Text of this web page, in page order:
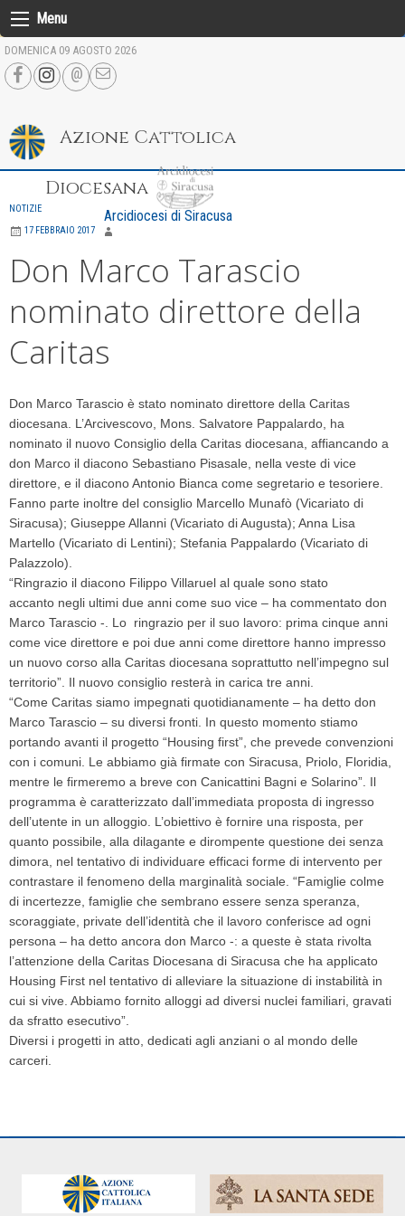
Skip
to
content
Menu
DOMENICA 09 AGOSTO 2026
Azione Cattolica
Diocesana
Arcidiocesi di Siracusa
NOTIZIE
17 FEBBRAIO 2017
Don Marco Tarascio
nominato direttore della
Caritas
Don Marco Tarascio è stato nominato direttore della Caritas
diocesana. L’Arcivescovo, Mons. Salvatore Pappalardo, ha
nominato il nuovo Consiglio della Caritas diocesana, affiancando a
don Marco il diacono Sebastiano Pisasale, nella veste di vice
direttore, e il diacono Antonio Bianca come segretario e tesoriere.
Fanno parte inoltre del consiglio Marcello Munafò (Vicariato di
Siracusa); Giuseppe Allanni (Vicariato di Augusta); Anna Lisa
Martello (Vicariato di Lentini); Stefania Pappalardo (Vicariato di
Palazzolo).
“Ringrazio il diacono Filippo Villaruel al quale sono stato
accanto negli ultimi due anni come suo vice – ha commentato don
Marco Tarascio -. Lo ringrazio per il suo lavoro: prima cinque anni
come vice direttore e poi due anni come direttore hanno impresso
un nuovo corso alla Caritas diocesana soprattutto nell’impegno sul
territorio”. Il nuovo consiglio resterà in carica tre anni.
“Come Caritas siamo impegnati quotidianamente – ha detto don
Marco Tarascio – su diversi fronti. In questo momento stiamo
portando avanti il progetto “Housing first”, che prevede convenzioni
con i comuni. Le abbiamo già firmate con Siracusa, Priolo, Floridia,
mentre le firmeremo a breve con Canicattini Bagni e Solarino”. Il
programma è caratterizzato dall’immediata proposta di ingresso
dell’utente in un alloggio. L’obiettivo è fornire una risposta, per
quanto possibile, alla dilagante e dirompente questione dei senza
dimora, nel tentativo di individuare efficaci forme di intervento per
contrastare il fenomeno della marginalità sociale. “Famiglie colme
di incertezze, famiglie che sembrano essere senza speranza,
scoraggiate, private dell’identità che il lavoro conferisce ad ogni
persona – ha detto ancora don Marco -: a queste è stata rivolta
l’attenzione della Caritas Diocesana di Siracusa che ha applicato
Housing First nel tentativo di alleviare la situazione di instabilità in
cui si vive. Abbiamo fornito alloggi ad diversi nuclei familiari, gravati
da sfratto esecutivo”.
Diversi i progetti in atto, dedicati agli anziani o al mondo delle
carceri.